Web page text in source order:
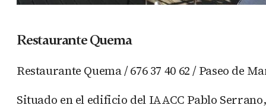
Restaurante Quema
Restaurante Quema / 676 37 40 62 / Paseo de
Situado en el edificio del IAACC Pablo